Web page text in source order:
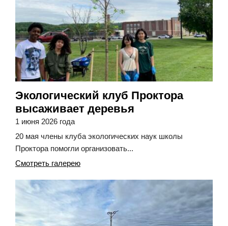
Экологический клуб Проктора
высаживает деревья
1 июня 2026 года
20 мая члены клуба экологических наук школы
Проктора помогли организовать...
Смотреть галерею